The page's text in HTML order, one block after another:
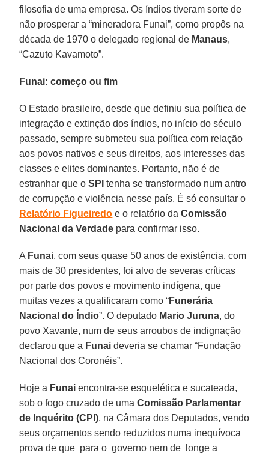
filosofia de uma empresa. Os índios tiveram sorte de
não prosperar a “mineradora Funai”, como propôs na
década de 1970 o delegado regional de Manaus,
“Cazuto Kavamoto”.
Funai: começo ou fim
O Estado brasileiro, desde que definiu sua política de
integração e extinção dos índios, no início do século
passado, sempre submeteu sua política com relação
aos povos nativos e seus direitos, aos interesses das
classes e elites dominantes. Portanto, não é de
estranhar que oSPI tenha se transformado num antro
de corrupção e violência nesse país. É só consultar o
Relatório Figueiredo e o relatório daComissão
Nacional da Verdade para confirmar isso.
A Funai, com seus quase 50 anos de existência, com
mais de 30 presidentes, foi alvo de severas críticas
por parte dos povos e movimento indígena, que
muitas vezes a qualificaram como “Funerária
Nacional do Índio”. O deputado Mario Juruna, do
povo Xavante, num de seus arroubos de indignação
declarou que a Funai deveria se chamar “Fundação
Nacional dos Coronéis”.
Hoje a Funai encontra-se esquelética e sucateada,
sob o fogo cruzado de umaComissão Parlamentar
de Inquérito (CPI), na Câmara dos Deputados, vendo
seus orçamentos sendo reduzidos numa inequívoca
prova de que para o governo nem de longe a